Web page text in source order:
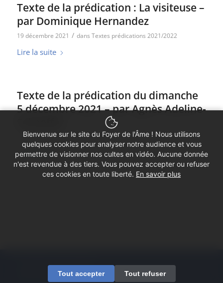
Texte de la prédication : La visiteuse –
par Dominique Hernandez
19 décembre 2021 / dans Textes prédications 2021/2022
Lire la suite
Texte de la prédication du dimanche
5 décembre 2021 – par Agnès Adeline-
5 décembre 2021 / dansTextes prédications 2021/2022
Lire la suite
© Copyright - Foyer de l'Âme
Mentions légales
Contactez-nous
Bienvenue sur le site du Foyer de l'Âme ! Nous utilisons
quelques cookies pour analyser notre audience et vous
permettre de visionner nos cultes en vidéo. Aucune donnée
n'est revendue à des tiers. Vous pouvez accepter ou refuser
ces cookies en toute liberté. En savoir plus
Tout accepter Tout refuser